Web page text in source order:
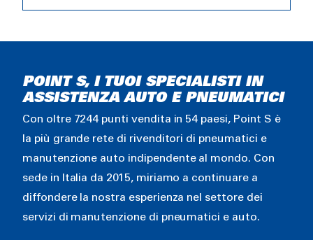
POINT S, I TUOI SPECIALISTI IN
ASSISTENZA AUTO E PNEUMATICI
Con oltre 7244 punti vendita in 54 paesi, Point S è
la più grande rete di rivenditori di pneumatici e
manutenzione auto indipendente al mondo. Con
sede in Italia da 2015, miriamo a continuare a
diffondere la nostra esperienza nel settore dei
servizi di manutenzione di pneumatici e auto.